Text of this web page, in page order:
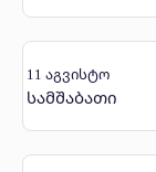
11 აგვისტო
სამშაბათი